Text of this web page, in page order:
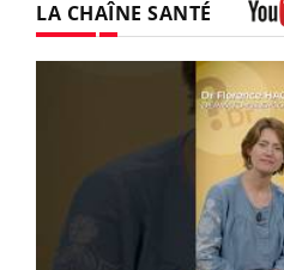
LA CHAÎNE SANTÉ